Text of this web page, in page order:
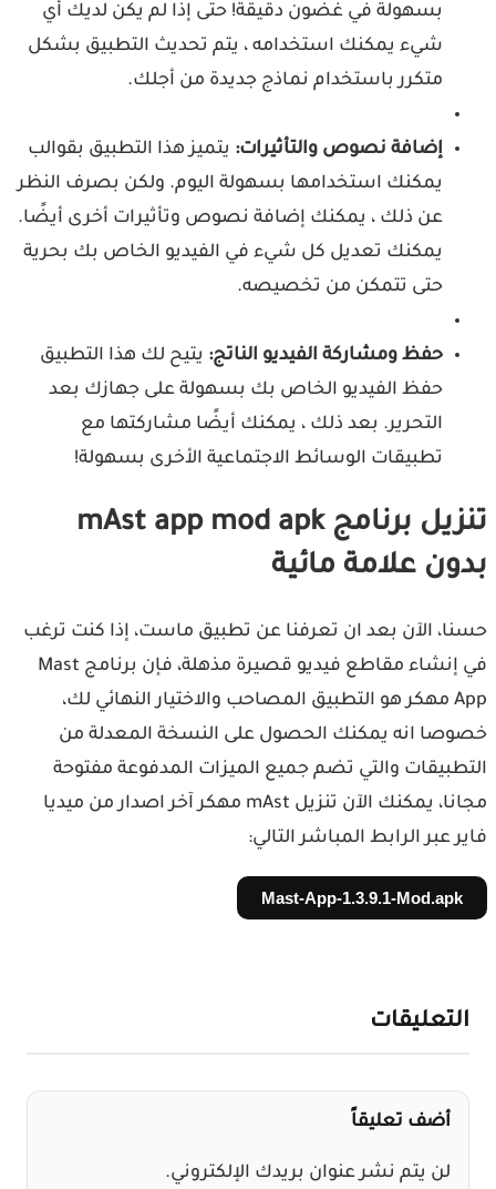
بسهولة في غضون دقيقة! حتى إذا لم يكن لديك أي
شيء يمكنك استخدامه ، يتم تحديث التطبيق بشكل
متكرر باستخدام نماذج جديدة من أجلك.
إضافة نصوص والتأثيرات:يتميز هذا التطبيق بقوالب
يمكنك استخدامها بسهولة اليوم. ولكن بصرف النظر
عن ذلك ، يمكنك إضافة نصوص وتأثيرات أخرى أيضًا.
يمكنك تعديل كل شيء في الفيديو الخاص بك بحرية
حتى تتمكن من تخصيصه.
حفظ ومشاركة الفيديو الناتج:يتيح لك هذا التطبيق
حفظ الفيديو الخاص بك بسهولة على جهازك بعد
التحرير. بعد ذلك ، يمكنك أيضًا مشاركتها مع
تطبيقات الوسائط الاجتماعية الأخرى بسهولة!
تنزيل برنامج mAst app mod apk
علامة مائية
الآن بعد ان تعرفنا عن تطبيق ماست، إذا كنت ترغب
في إنشاء مقاطع فيديو قصيرة مذهلة، فإن برنامج Mast
App مهكر هو التطبيق المصاحب والاختيار النهائي لك،
انه يمكنك الحصول على النسخة المعدلة من
والتي تضم جميع الميزات المدفوعة مفتوحة
مجانا، يمكنك الآن تنزيل mAst مهكر آخر اصدار من ميديا
عبر الرابط المباشر التالي:
Mast-App-1.3.9.1-Mod.apk
أضف تعليقاً
لن يتم نشر عنوان بريدك الإلكتروني.